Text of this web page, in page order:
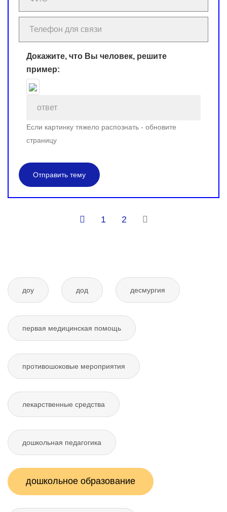
Докажите, что Вы человек, решите
пример:
Если картинку тяжело распознать - обновите
страницу
Отправить тему
1 2
доу дод десмургия
первая медицинская помощь
противошоковые мероприятия
лекарственные средства
дошкольная педагогика
дошкольное образование